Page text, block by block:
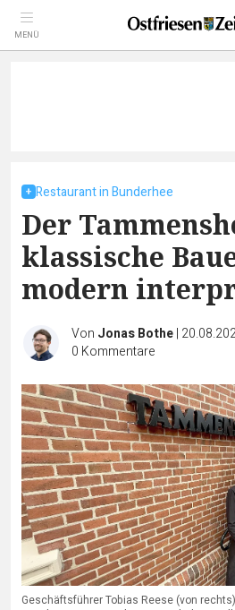
MENÜ
Restaurant in Bunderhee
Der
klassische
modern
Von Jonas Bothe|
0 Kommentare
Geschäftsführer Tobias Reese (von